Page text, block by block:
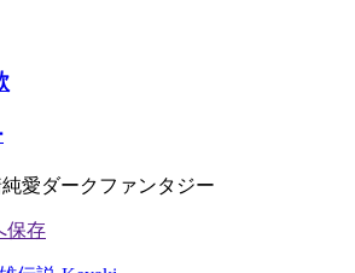
愛ダークファンタジー